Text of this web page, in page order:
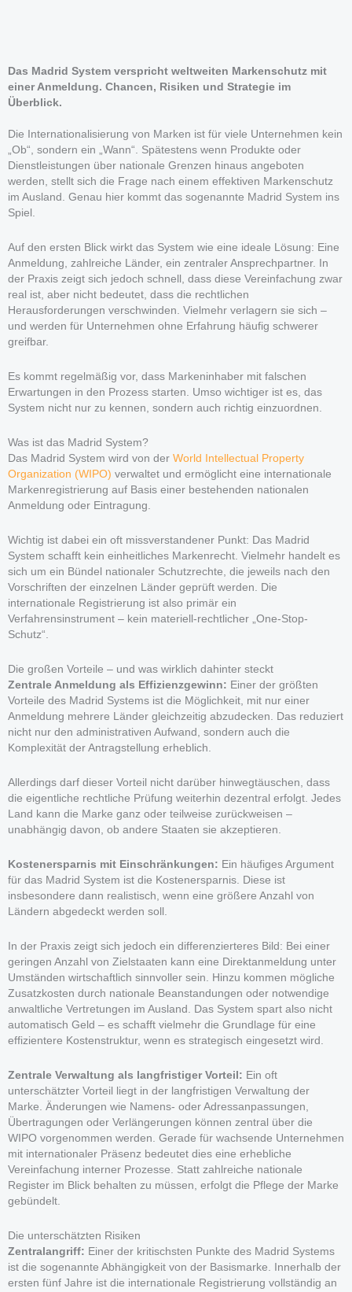
Das Madrid System verspricht weltweiten Markenschutz mit
einer Anmeldung. Chancen, Risiken und Strategie im
Überblick.
Die Internationalisierung von Marken ist für viele Unternehmen kein
„Ob“, sondern ein „Wann“. Spätestens wenn Produkte oder
Dienstleistungen über nationale Grenzen hinaus angeboten
werden, stellt sich die Frage nach einem effektiven Markenschutz
im Ausland. Genau hier kommt das sogenannte Madrid System ins
Spiel.
Auf den ersten Blick wirkt das System wie eine ideale Lösung: Eine
Anmeldung, zahlreiche Länder, ein zentraler Ansprechpartner. In
der Praxis zeigt sich jedoch schnell, dass diese Vereinfachung zwar
real ist, aber nicht bedeutet, dass die rechtlichen
Herausforderungen verschwinden. Vielmehr verlagern sie sich –
und werden für Unternehmen ohne Erfahrung häufig schwerer
greifbar.
Es kommt regelmäßig vor, dass Markeninhaber mit falschen
Erwartungen in den Prozess starten. Umso wichtiger ist es, das
System nicht nur zu kennen, sondern auch richtig einzuordnen.
Was ist das Madrid System?
Das Madrid System wird von der World Intellectual Property
Organization (WIPO) verwaltet und ermöglicht eine internationale
Markenregistrierung auf Basis einer bestehenden nationalen
Anmeldung oder Eintragung.
Wichtig ist dabei ein oft missverstandener Punkt: Das Madrid
System schafft kein einheitliches Markenrecht. Vielmehr handelt es
sich um ein Bündel nationaler Schutzrechte, die jeweils nach den
Vorschriften der einzelnen Länder geprüft werden. Die
internationale Registrierung ist also primär ein
Verfahrensinstrument – kein materiell-rechtlicher „One-Stop-
Schutz“.
Die großen Vorteile – und was wirklich dahinter steckt
Zentrale Anmeldung als Effizienzgewinn: Einer der größten
Vorteile des Madrid Systems ist die Möglichkeit, mit nur einer
Anmeldung mehrere Länder gleichzeitig abzudecken. Das reduziert
nicht nur den administrativen Aufwand, sondern auch die
Komplexität der Antragstellung erheblich.
Allerdings darf dieser Vorteil nicht darüber hinwegtäuschen, dass
die eigentliche rechtliche Prüfung weiterhin dezentral erfolgt. Jedes
Land kann die Marke ganz oder teilweise zurückweisen –
unabhängig davon, ob andere Staaten sie akzeptieren.
Kostenersparnis mit Einschränkungen: Ein häufiges Argument
für das Madrid System ist die Kostenersparnis. Diese ist
insbesondere dann realistisch, wenn eine größere Anzahl von
Ländern abgedeckt werden soll.
In der Praxis zeigt sich jedoch ein differenzierteres Bild: Bei einer
geringen Anzahl von Zielstaaten kann eine Direktanmeldung unter
Umständen wirtschaftlich sinnvoller sein. Hinzu kommen mögliche
Zusatzkosten durch nationale Beanstandungen oder notwendige
anwaltliche Vertretungen im Ausland. Das System spart also nicht
automatisch Geld – es schafft vielmehr die Grundlage für eine
effizientere Kostenstruktur, wenn es strategisch eingesetzt wird.
Zentrale Verwaltung als langfristiger Vorteil: Ein oft
unterschätzter Vorteil liegt in der langfristigen Verwaltung der
Marke. Änderungen wie Namens- oder Adressanpassungen,
Übertragungen oder Verlängerungen können zentral über die
WIPO vorgenommen werden. Gerade für wachsende Unternehmen
mit internationaler Präsenz bedeutet dies eine erhebliche
Vereinfachung interner Prozesse. Statt zahlreiche nationale
Register im Blick behalten zu müssen, erfolgt die Pflege der Marke
gebündelt.
Die unterschätzten Risiken
Zentralangriff: Einer der kritischsten Punkte des Madrid Systems
ist die sogenannte Abhängigkeit von der Basismarke. Innerhalb der
ersten fünf Jahre ist die internationale Registrierung vollständig an